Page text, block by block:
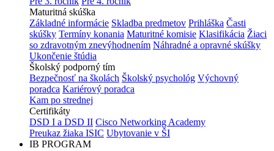
Maturitná skúška
Základné informácie Skladba predmetov Prihláška Časti
skúšky Termíny konania Maturitné komisie Klasifikácia Žiaci
so zdravotným znevýhodnením Náhradné a opravné skúšky
Ukončenie štúdia
Školský podporný tím
Bezpečnosť na školách Školský psychológ Výchovný
poradca Kariérový poradca
Kam po strednej
Certifikáty
DSD I a DSD II Cisco Networking Academy
Preukaz žiaka ISIC Ubytovanie v ŠI
IB PROGRAM